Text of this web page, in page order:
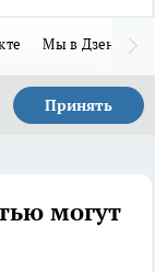
Мы в Дзене
Принять
могут